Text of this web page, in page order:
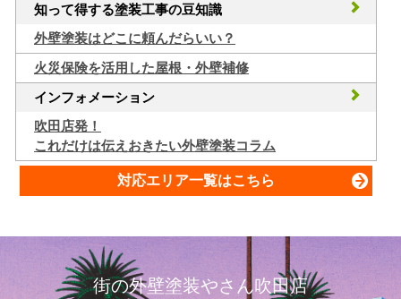
知って得する塗装工事の豆知識
外壁塗装はどこに頼んだらいい？
火災保険を活用した屋根・外壁補修
インフォメーション
吹田店発！
これだけは伝えおきたい外壁塗装コラム
対応エリア一覧はこちら
街の外壁塗装やさん吹田店